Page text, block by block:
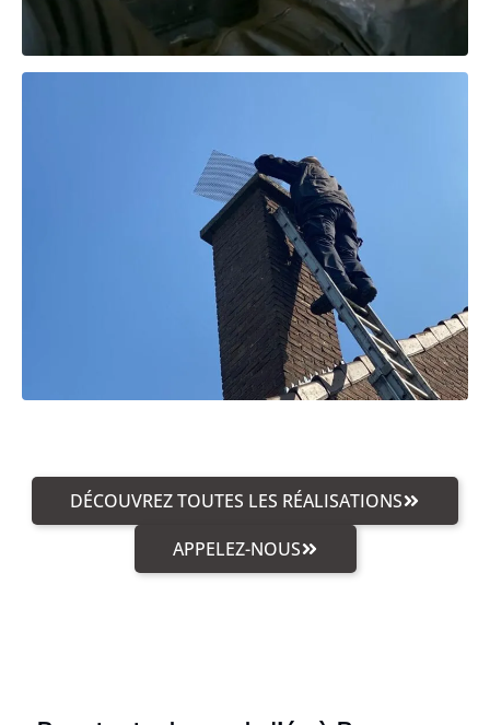
DÉCOUVREZ TOUTES LES RÉALISATIONS
APPELEZ-NOUS